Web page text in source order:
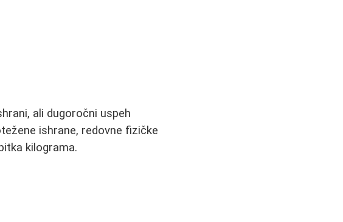
ali dugoročni uspeh
ishrane, redovne fizičke
kilograma.